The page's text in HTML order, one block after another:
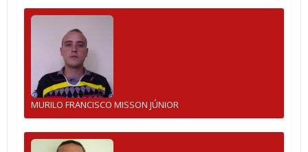
MURILO FRANCISCO MISSON JÚNIOR